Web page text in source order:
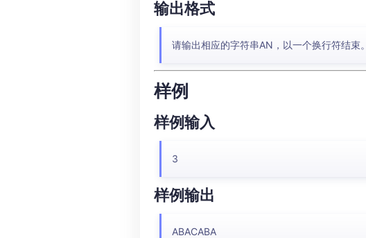
输出格式
请输出相应的字符串AN，以一个换行符结束
样例
样例输入
3
样例输出
ABACABA